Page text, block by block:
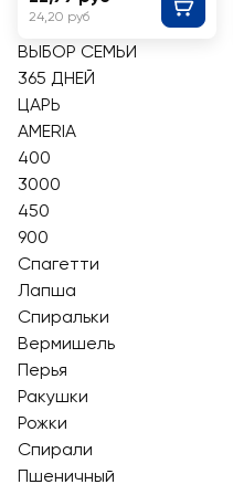
24,20 руб
ВЫБОР СЕМЬИ
365 ДНЕЙ
ЦАРЬ
AMERIA
400
3000
450
900
Спагетти
Лапша
Спиральки
Вермишель
Перья
Ракушки
Рожки
Спирали
Пшеничный